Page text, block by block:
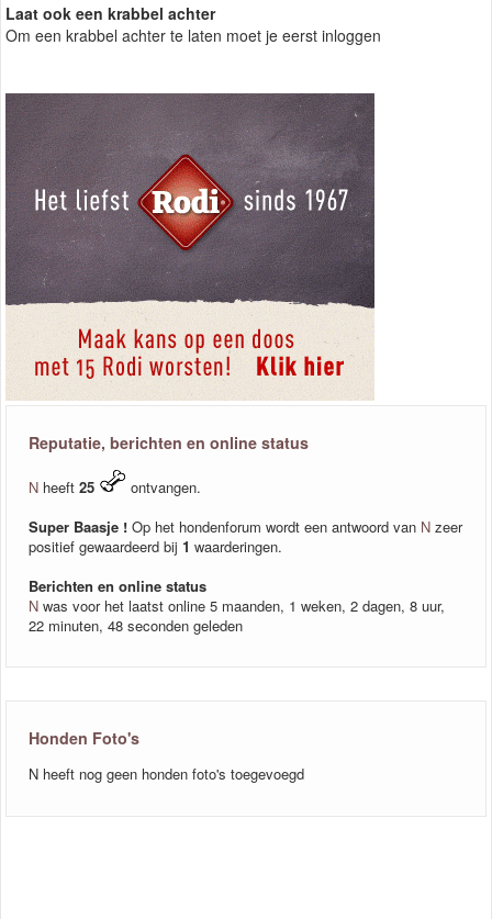
Laat ook een krabbel achter
Om een krabbel achter te laten moet je eerst inloggen
Reputatie, berichten en online status
N heeft 25
ontvangen.
Super Baasje ! Op het hondenforum wordt een antwoord van N zeer
positief gewaardeerd bij 1 waarderingen.
Berichten en online status
N was voor het laatst online 5 maanden, 1 weken, 2 dagen, 8 uur,
22 minuten, 48 seconden geleden
Honden Foto's
N heeft nog geen honden foto's toegevoegd